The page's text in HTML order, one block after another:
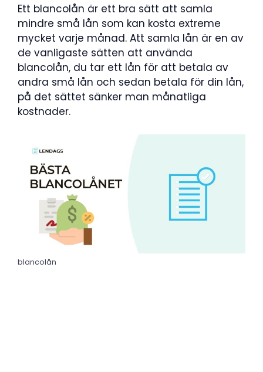
Ett blancolån är ett bra sätt att samla
mindre små lån som kan kosta extreme
mycket varje månad. Att samla lån är en av
de vanligaste sätten att använda
blancolån, du tar ett lån för att betala av
andra små lån och sedan betala för din lån,
på det sättet sänker man månatliga
kostnader.
blancolån